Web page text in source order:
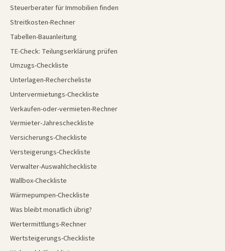
Steuerberater für Immobilien finden
Streitkosten-Rechner
Tabellen-Bauanleitung
TE-Check: Teilungserklärung prüfen
Umzugs-Checkliste
Unterlagen-Rechercheliste
Untervermietungs-Checkliste
Verkaufen-oder-vermieten-Rechner
Vermieter-Jahrescheckliste
Versicherungs-Checkliste
Versteigerungs-Checkliste
Verwalter-Auswahlcheckliste
Wallbox-Checkliste
Wärmepumpen-Checkliste
Was bleibt monatlich übrig?
Wertermittlungs-Rechner
Wertsteigerungs-Checkliste